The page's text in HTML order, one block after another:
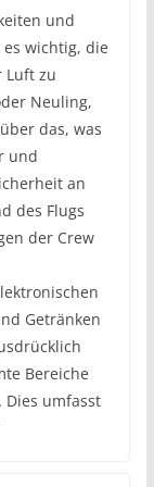
und
wichtig, die
Luft zu
Neuling,
das, was
und
an
des Flugs
der Crew
Getränken
Bereiche
Dies umfasst